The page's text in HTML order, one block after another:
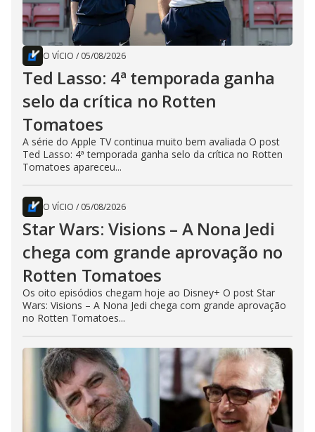
O VÍCIO / 05/08/2026
Ted Lasso: 4ª temporada ganha
selo da crítica no Rotten
Tomatoes
A série do Apple TV continua muito bem avaliada O post
Ted Lasso: 4ª temporada ganha selo da crítica no Rotten
Tomatoes apareceu...
O VÍCIO / 05/08/2026
Star Wars: Visions – A Nona Jedi
chega com grande aprovação no
Rotten Tomatoes
Os oito episódios chegam hoje ao Disney+ O post Star
Wars: Visions – A Nona Jedi chega com grande aprovação
no Rotten Tomatoes...